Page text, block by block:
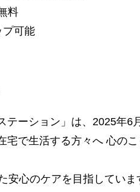
料
プ可能
テーション」は、2025年6
宅で生活する方々へ 心の
心のケアを目指していま